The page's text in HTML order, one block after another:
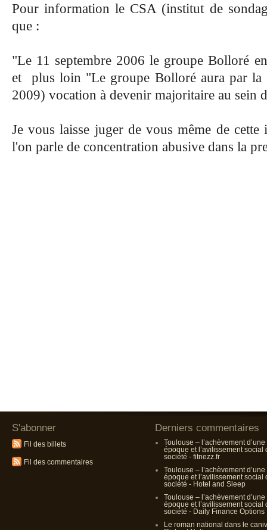
Pour information le CSA (institut de
que :
"Le 11 septembre 2006 le groupe Bolloré
et plus loin "Le groupe Bolloré aura par la
2009) vocation à devenir majoritaire au sein
Je vous laisse juger de vous même de
l'on parle de concentration abusive dans la
S'abonner
Fil des billets
Fil des commentaires
Derniers commentaires
Toulouse – l’achèvement d’une
époque et l’avilissement social
société - fitnezz.fr
Toulouse – l’achèvement d’une
époque et l’avilissement social
société - Hotel and Sleep
Toulouse – l’achèvement d’une
époque et l’avilissement social
société - Daily Finance Options
Le roman national dans le